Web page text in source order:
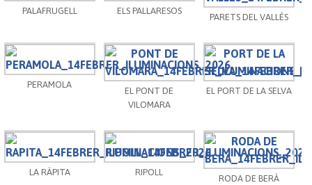
PALAFRUGELL ELS PALLARESOS
PARETS DEL VALLÈS
PERAMOLA
EL PONT DE
VILOMARA
EL PORT DE LA SELVA
LA RÀPITA RIPOLL
RODA DE BERÀ